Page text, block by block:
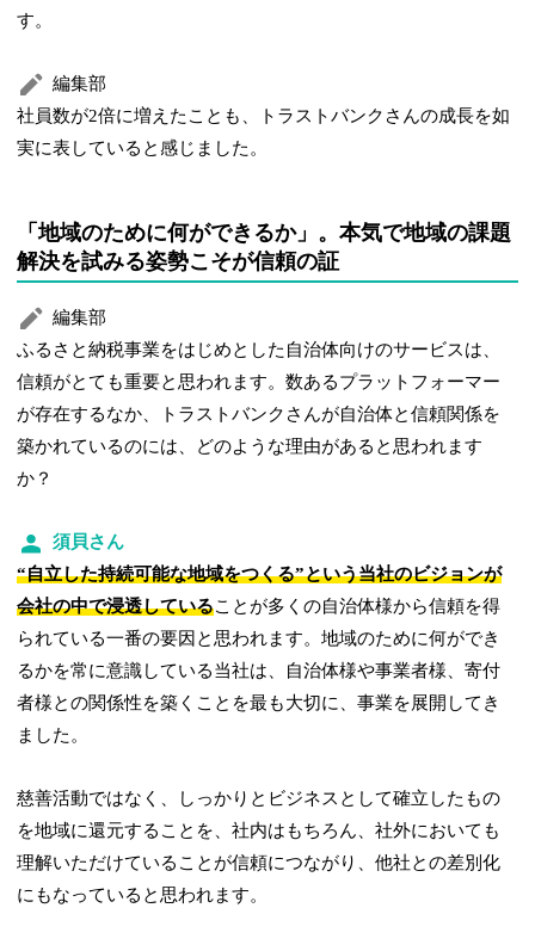
す。
編集部
社員数が2倍に増えたことも、トラストバンクさんの成長を如
実に表していると感じました。
「地域のために何ができるか」。本気で地域の課題
解決を試みる姿勢こそが信頼の証
編集部
ふるさと納税事業をはじめとした自治体向けのサービスは、
信頼がとても重要と思われます。数あるプラットフォーマー
が存在するなか、トラストバンクさんが自治体と信頼関係を
築かれているのには、どのような理由があると思われます
か？
須貝さん
“自立した持続可能な地域をつくる”という当社のビジョンが
会社の中で浸透していることが多くの自治体様から信頼を得
られている一番の要因と思われます。地域のために何ができ
るかを常に意識している当社は、自治体様や事業者様、寄付
者様との関係性を築くことを最も大切に、事業を展開してき
ました。
慈善活動ではなく、しっかりとビジネスとして確立したもの
を地域に還元することを、社内はもちろん、社外においても
理解いただけていることが信頼につながり、他社との差別化
にもなっていると思われます。